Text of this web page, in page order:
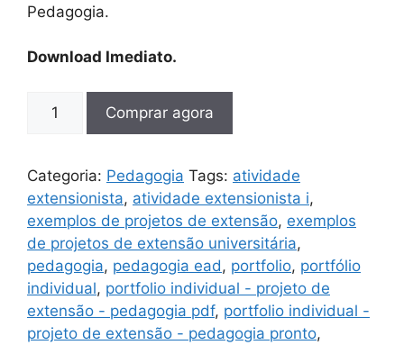
Pedagogia.
Download Imediato.
Comprar agora
Categoria: Pedagogia Tags: atividade
extensionista, atividade extensionista i,
exemplos de projetos de extensão, exemplos
de projetos de extensão universitária,
pedagogia, pedagogia ead, portfolio, portfólio
individual, portfolio individual - projeto de
extensão - pedagogia pdf, portfolio individual -
projeto de extensão - pedagogia pronto,